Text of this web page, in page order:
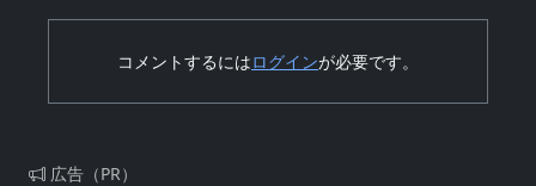
コメントするにはログインが必要です。
広告（PR）